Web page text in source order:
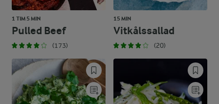
1 TIM 5 MIN
Pulled Beef
(173)
15 MIN
Vitkålssallad
(20)